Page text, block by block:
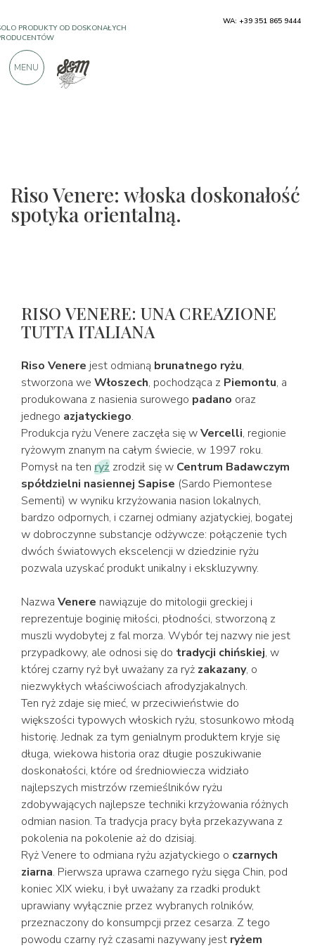
Riso Venere: włoska doskonałość
spotyka orientalną.
RISO VENERE: UNA CREAZIONE
TUTTA ITALIANA
Riso Venere jest odmianą brunatnego ryżu,
stworzona we Włoszech, pochodząca z Piemontu, a
produkowana z nasienia surowego padano oraz
jednego azjatyckiego.
Produkcja ryżu Venere zaczęła się wVercelli, regionie
ryżowym znanym na całym świecie, w 1997 roku.
Pomysł na ten ryż zrodził się w Centrum Badawczym
spółdzielni nasiennej Sapise (Sardo Piemontese
Sementi) w wyniku krzyżowania nasion lokalnych,
bardzo odpornych, i czarnej odmiany azjatyckiej, bogatej
w dobroczynne substancje odżywcze: połączenie tych
dwóch światowych ekscelencji w dziedzinie ryżu
pozwala uzyskać produkt unikalny i ekskluzywny.
Nazwa Venere nawiązuje do mitologii greckiej i
reprezentuje boginię miłości, płodności, stworzoną z
muszli wydobytej z fal morza. Wybór tej nazwy nie jest
przypadkowy, ale odnosi się do tradycji chińskiej, w
której czarny ryż był uważany za ryż zakazany, o
niezwykłych właściwościach afrodyzjakalnych.
Ten ryż zdaje się mieć, w przeciwieństwie do
większości typowych włoskich ryżu, stosunkowo młodą
historię. Jednak za tym genialnym produktem kryje się
długa, wiekowa historia oraz długie poszukiwanie
doskonałości, które od średniowiecza widziało
najlepszych mistrzów rzemieślników ryżu
zdobywających najlepsze techniki krzyżowania różnych
odmian nasion. Ta tradycja pracy była przekazywana z
pokolenia na pokolenie aż do dzisiaj.
Ryż Venere to odmiana ryżu azjatyckiego o czarnych
ziarna. Pierwsza uprawa czarnego ryżu sięga Chin, pod
koniec XIX wieku, i był uważany za rzadki produkt
uprawiany wyłącznie przez wybranych rolników,
przeznaczony do konsumpcji przez cesarza. Z tego
powodu czarny ryż czasami nazywany jest ryżem
900 POZYTYWNYCH RECENZJI
WA: +39 351 865 9444
MENU